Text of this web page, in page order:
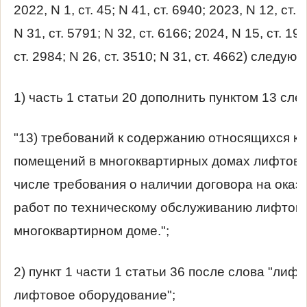
2022, N 1, ст. 45; N 41, ст. 6940; 2023, N 12, ст.
N 31, ст. 5791; N 32, ст. 6166; 2024, N 15, ст.
ст. 2984; N 26, ст. 3510; N 31, ст. 4662)
1) часть 1 статьи 20 дополнить пунктом 13
"13) требований к содержанию относящихся
помещений в многоквартирных домах лифтов
числе требования о наличии договора на
работ по техническому обслуживанию
многоквартирном доме.";
2) пункт 1 части 1 статьи 36 после слова
лифтовое оборудование";